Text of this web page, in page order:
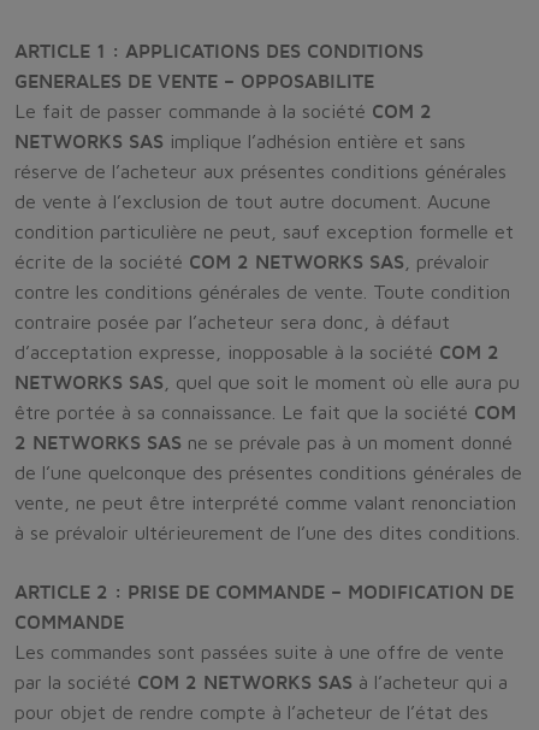
ARTICLE 1 : APPLICATIONS DES CONDITIONS
GENERALES DE VENTE – OPPOSABILITE
Le fait de passer commande à la société COM 2
NETWORKS SAS implique l’adhésion entière et sans
réserve de l’acheteur aux présentes conditions générales
de vente à l’exclusion de tout autre document. Aucune
condition particulière ne peut, sauf exception formelle et
écrite de la société COM 2 NETWORKS SAS , prévaloir
contre les conditions générales de vente. Toute condition
contraire posée par l’acheteur sera donc, à défaut
d’acceptation expresse, inopposable à la société COM 2
NETWORKS SAS , quel que soit le moment où elle aura pu
être portée à sa connaissance. Le fait que la société COM
2 NETWORKS SAS ne se prévale pas à un moment donné
de l’une quelconque des présentes conditions générales de
vente, ne peut être interprété comme valant renonciation
à se prévaloir ultérieurement de l’une des dites conditions.
ARTICLE 2 : PRISE DE COMMANDE – MODIFICATION DE
COMMANDE
Les commandes sont passées suite à une offre de vente
par la société COM 2 NETWORKS SAS à l’acheteur qui a
pour objet de rendre compte à l’acheteur de l’état des